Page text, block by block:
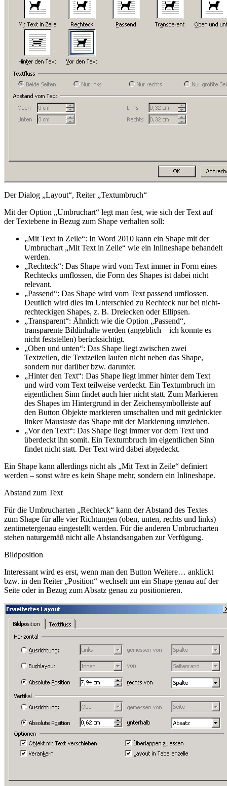
Der Dialog „Layout“, Reiter „Textumbruch“
Mit der Option „Umbruchart“ legt man fest, wie sich der Text auf
der Textebene in Bezug zum Shape verhalten soll:
„Mit Text in Zeile“: In Word 2010 kann ein Shape mit der
Umbruchart „Mit Text in Zeile“ wie ein Inlineshape behandelt
werden.
„Rechteck“: Das Shape wird vom Text immer in Form eines
Rechtecks umflossen, die Form des Shapes ist dabei nicht
relevant.
„Passend“: Das Shape wird vom Text passend umflossen.
Deutlich wird dies im Unterschied zu Rechteck nur bei nicht-
rechteckigen Shapes, z. B. Dreiecken oder Ellipsen.
„Transparent“: Ähnlich wie die Option „Passend“,
transparente Bildinhalte werden (angeblich – ich konnte es
nicht feststellen) berücksichtigt.
„Oben und unten“: Das Shape liegt zwischen zwei
Textzeilen, die Textzeilen laufen nicht neben das Shape,
sondern nur darüber bzw. darunter.
„Hinter den Text“: Das Shape liegt immerhinter dem Text
und wird vom Text teilweise verdeckt. Ein Textumbruch im
eigentlichen Sinn findet auch hier nicht statt. Zum Markieren
des Shapes im Hintergrund in der Zeichensymbolleiste auf
den Button Objekte markieren umschalten und mit gedrückter
linker Maustaste das Shape mit der Markierung umziehen.
„Vor den Text“: Das Shape liegt immervor dem Text und
überdeckt ihn somit. Ein Textumbruch im eigentlichen Sinn
findet nicht statt. Der Text wird dabei abgedeckt.
Ein Shape kann allerdings nicht als „Mit Text in Zeile“ definiert
werden – sonst wäre es kein Shape mehr, sondern ein Inlineshape.
Abstand zum Text
Für die Umbrucharten „Rechteck“ kann der Abstand des Textes
zum Shape für alle vier Richtungen (oben, unten, rechts und links)
zentimetergenau eingestellt werden. Für die anderen Umbrucharten
stehen naturgemäß nicht alle Abstandsangaben zur Verfügung.
Bildposition
Interessant wird es erst, wenn man den Button Weitere… anklickt
bzw. in den Reiter „Position“ wechselt um ein Shape genau auf der
Seite oder in Bezug zum Absatz genau zu positionieren.